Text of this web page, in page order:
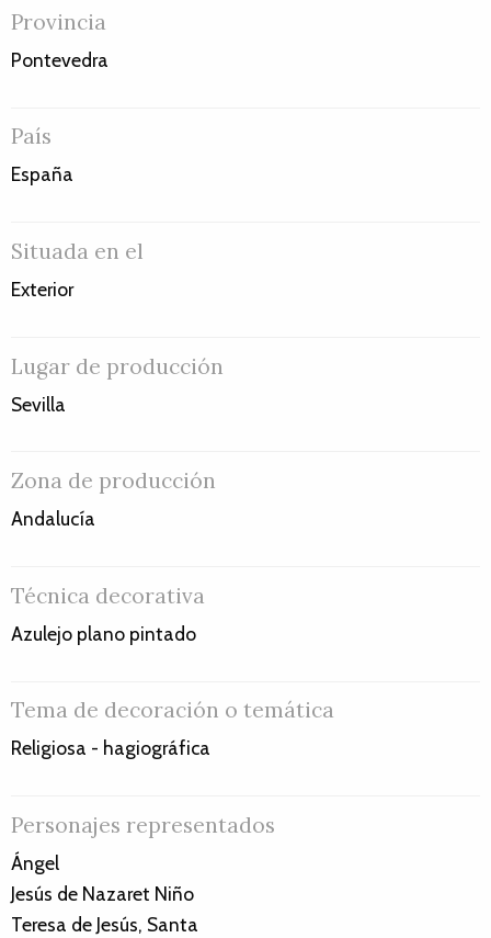
Provincia
Pontevedra
País
España
Situada en el
Exterior
Lugar de producción
Sevilla
Zona de producción
Andalucía
Técnica decorativa
Azulejo plano pintado
Tema de decoración o temática
Religiosa - hagiográfica
Personajes representados
Ángel
Jesús de Nazaret Niño
Teresa de Jesús, Santa